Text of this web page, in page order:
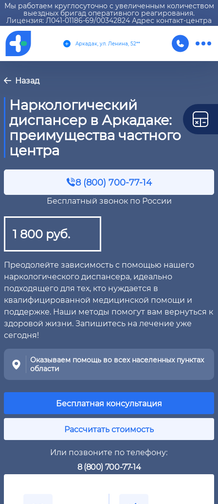
Мы работаем круглосуточно с увеличенным количеством
выездных бригад оперативного реагирования.
Лицензия: Л041-01186-69/00342824 Адрес контакт-центра
Аркадак, ул. Ленина, 52**
Назад
Наркологический
диспансер в Аркадаке:
преимущества частного
центра
8 (800) 700-77-14
Бесплатный звонок по России
1 800 руб.
Преодолейте зависимость с помощью нашего
наркологического диспансера, идеально
подходящего для тех, кто нуждается в
квалифицированной медицинской помощи и
поддержке. Наши методы помогут вам вернуться к
здоровой жизни. Запишитесь на лечение уже
сегодня!
Оказываем помощь во всех населенных пунктах
области
Бесплатная консультация
Рассчитать стоимость
Или позвоните по телефону:
8 (800) 700-77-14